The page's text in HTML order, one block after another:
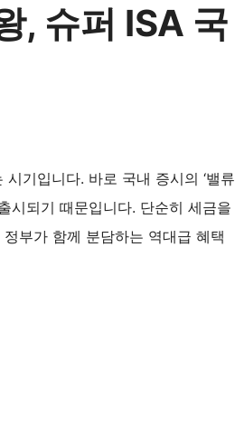
, 슈퍼 ISA 국
기입니다. 바로 국내 증시의 ‘밸류
시되기 때문입니다. 단순히 세금을
부가 함께 분담하는 역대급 혜택